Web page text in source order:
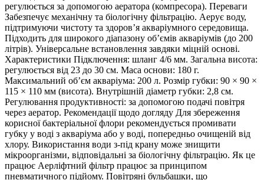
регулюється за допомогою аератора (компресора). Переваги
Забезпечує механічну та біологічну фільтрацію. Аерує воду,
підтримуючи чистоту та здоров’я акваріумного середовища.
Підходить для широкого діапазону об’ємів акваріумів (до 200
літрів). Універсальне встановлення завдяки міцній основі.
Характеристики Підключення: шланг 4/6 мм. Загальна висота:
регулюється від 23 до 30 см. Маса основи: 180 г.
Максимальний об’єм акваріума: 200 л. Розмір губки: 90 × 90 ×
115 × 110 мм (висота). Внутрішній діаметр губки: 2,8 см.
Регулювання продуктивності: за допомогою подачі повітря
через аератор. Рекомендації щодо догляду Для збереження
корисної бактеріальної флори рекомендується промивати
губку у воді з акваріума або у воді, попередньо очищеній від
хлору. Використання води з-під крану може знищити
мікроорганізми, відповідальні за біологічну фільтрацію. Як це
працює Аерліфтний фільтр працює за принципом
пневматичного підйому. Повітряні бульбашки, що